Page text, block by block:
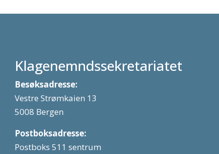
Klagenemndssekretariatet
Besøksadresse:
Vestre Strømkaien 13
5008 Bergen
Postboksadresse:
Postboks 511 sentrum